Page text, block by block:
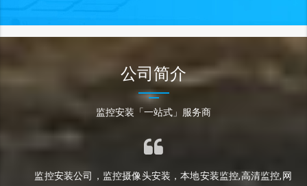
公司简介
监控安装「一站式」服务商
监控安装公司，监控摄像头安装，本地安装监控,高清监控,网